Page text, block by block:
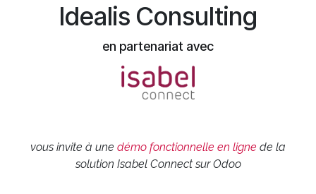
Idealis Consulting
en partenariat avec
vous invite à une démo fonctionnelle en ligne de la
solution Isabel Connect sur Odoo